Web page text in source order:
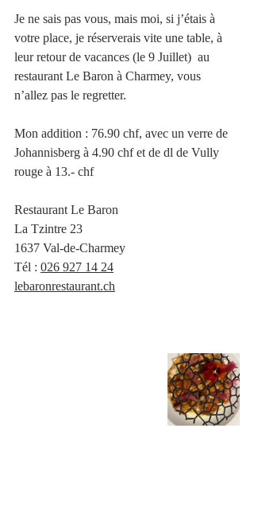
Je ne sais pas vous, mais moi, si j’étais à
votre place, je réserverais vite une table, à
leur retour de vacances (le 9 Juillet)  au
restaurant Le Baron à Charmey, vous
n’allez pas le regretter.
Mon addition : 76.90 chf, avec un verre de
Johannisberg à 4.90 chf et de dl de Vully
rouge à 13.- chf
Restaurant Le Baron
La Tzintre 23
1637 Val-de-Charmey
Tél : 026 927 14 24
lebaronrestaurant.ch